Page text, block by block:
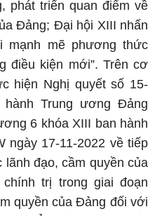
phát triển quan điểm về
Đảng; Đại hội XIII nhấn
mạnh mẽ phương thức
điều kiện mới”. Trên cơ
hiện Nghị quyết số 15-
hành Trung ương Đảng
6 khóa XIII ban hành
ngày 17-11-2022 về tiếp
đạo, cầm quyền của
trị trong giai đoạn
quyền của Đảng đối với